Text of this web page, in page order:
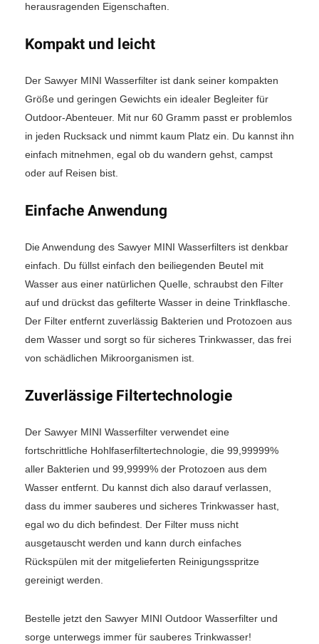
herausragenden Eigenschaften.
Kompakt und leicht
Der Sawyer MINI Wasserfilter ist dank seiner kompakten
Größe und geringen Gewichts ein idealer Begleiter für
Outdoor-Abenteuer. Mit nur 60 Gramm passt er problemlos
in jeden Rucksack und nimmt kaum Platz ein. Du kannst ihn
einfach mitnehmen, egal ob du wandern gehst, campst
oder auf Reisen bist.
Einfache Anwendung
Die Anwendung des Sawyer MINI Wasserfilters ist denkbar
einfach. Du füllst einfach den beiliegenden Beutel mit
Wasser aus einer natürlichen Quelle, schraubst den Filter
auf und drückst das gefilterte Wasser in deine Trinkflasche.
Der Filter entfernt zuverlässig Bakterien und Protozoen aus
dem Wasser und sorgt so für sicheres Trinkwasser, das frei
von schädlichen Mikroorganismen ist.
Zuverlässige Filtertechnologie
Der Sawyer MINI Wasserfilter verwendet eine
fortschrittliche Hohlfaserfiltertechnologie, die 99,99999%
aller Bakterien und 99,9999% der Protozoen aus dem
Wasser entfernt. Du kannst dich also darauf verlassen,
dass du immer sauberes und sicheres Trinkwasser hast,
egal wo du dich befindest. Der Filter muss nicht
ausgetauscht werden und kann durch einfaches
Rückspülen mit der mitgelieferten Reinigungsspritze
gereinigt werden.
Bestelle jetzt den Sawyer MINI Outdoor Wasserfilter und
sorge unterwegs immer für sauberes Trinkwasser!